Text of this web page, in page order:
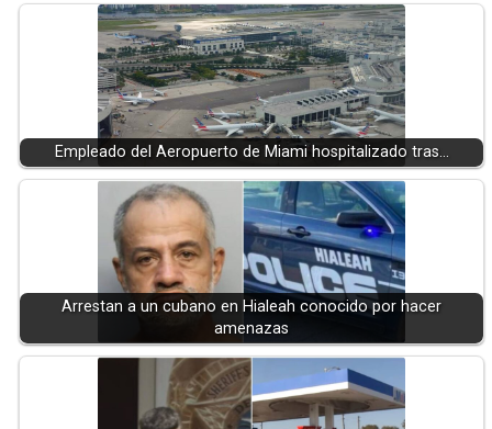
Empleado del Aeropuerto de Miami hospitalizado tras…
Arrestan a un cubano en Hialeah conocido por hacer
amenazas